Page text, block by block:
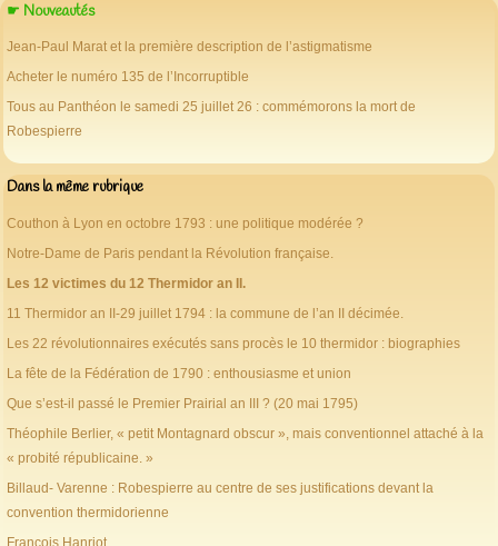
☛ Nouveautés
Jean-Paul Marat et la première description de l’astigmatisme
Acheter le numéro 135 de l’Incorruptible
Tous au Panthéon le samedi 25 juillet 26 : commémorons la mort de
Robespierre
Dans la même rubrique
Couthon à Lyon en octobre 1793 : une politique modérée ?
Notre-Dame de Paris pendant la Révolution française.
Les 12 victimes du 12 Thermidor an II.
11 Thermidor an II-29 juillet 1794 : la commune de l’an II décimée.
Les 22 révolutionnaires exécutés sans procès le 10 thermidor : biographies
La fête de la Fédération de 1790 : enthousiasme et union
Que s’est-il passé le Premier Prairial an III ? (20 mai 1795)
Théophile Berlier, « petit Montagnard obscur », mais conventionnel attaché à la
« probité républicaine. »
Billaud- Varenne : Robespierre au centre de ses justifications devant la
convention thermidorienne
François Hanriot